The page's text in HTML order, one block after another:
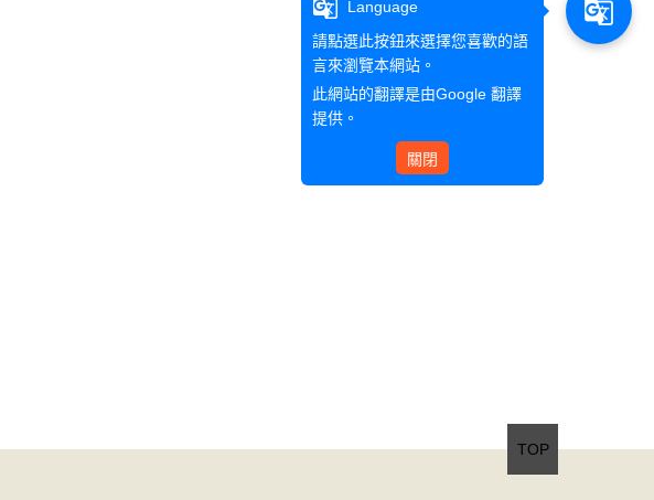
TOP
g_translate
Language
請點選此按鈕來選擇您喜歡的語
言來瀏覽本網站。
此網站的翻譯是由Google 翻譯
提供。
關閉
g_translate